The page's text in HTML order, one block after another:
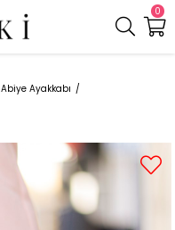
0
Abiye Ayakkabı